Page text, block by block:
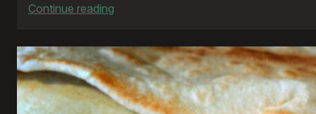
Continue reading
Cyclop
i
Wippermann
Connex